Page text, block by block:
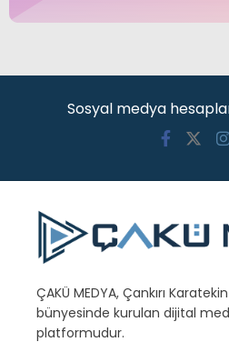
Sosyal medya
ÇAKÜ MEDYA, Çankırı
bünyesinde kurulan dijital
platformudur.